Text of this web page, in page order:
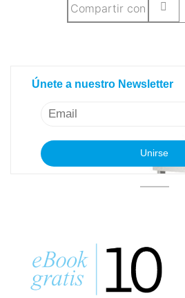
Compartir con
Únete a nuestro Newsletter